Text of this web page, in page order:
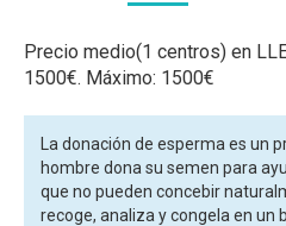
Precio medio(1 centros) en
1500€. Máximo: 1500€
La donación de esperma es un
hombre dona su semen para
que no pueden concebir
recoge, analiza y congela en un